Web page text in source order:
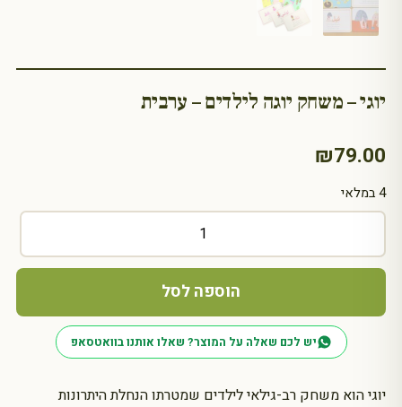
יוגי – משחק יוגה לילדים – ערבית
₪79.00
יוגי הוא משחק רב-גילאי לילדים שמטרתו הנחלת היתרונות
4 במלאי
כמות
יוגי
משחק
ערבית
הוספה לסל
יש לכם שאלה על המוצר? שאלו אותנו בוואטסאפ